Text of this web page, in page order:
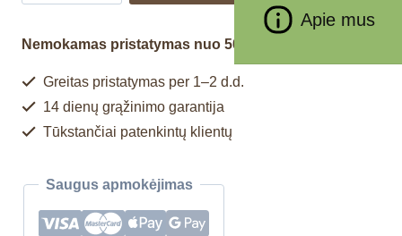
Apie mus
Nemokamas pristatymas nuo 50€
Greitas pristatymas per 1–2 d.d.
14 dienų grąžinimo garantija
Tūkstančiai patenkintų klientų
Saugus apmokėjimas